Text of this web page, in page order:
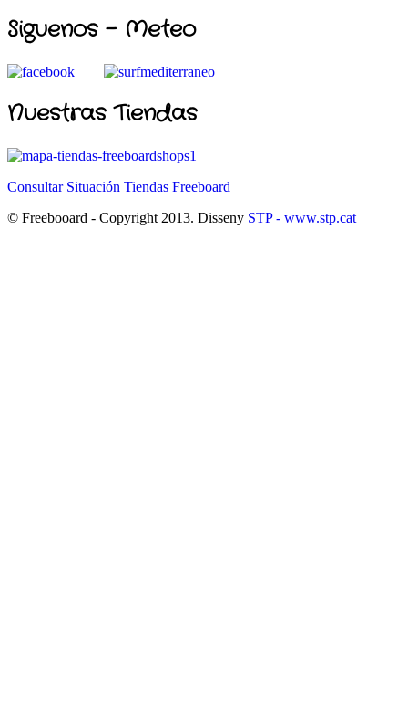
Siguenos - Meteo
Nuestras Tiendas
Consultar Situación Tiendas Freeboard
© Freebooard - Copyright 2013. Disseny STP - www.stp.cat